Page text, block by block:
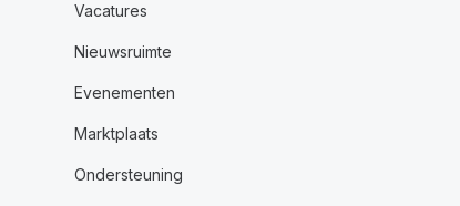
Vacatures
Nieuwsruimte
Evenementen
Marktplaats
Ondersteuning